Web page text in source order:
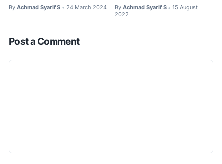
By Achmad Syarif S • 24 March 2024 By Achmad Syarif S • 15 August
2022
Post a Comment